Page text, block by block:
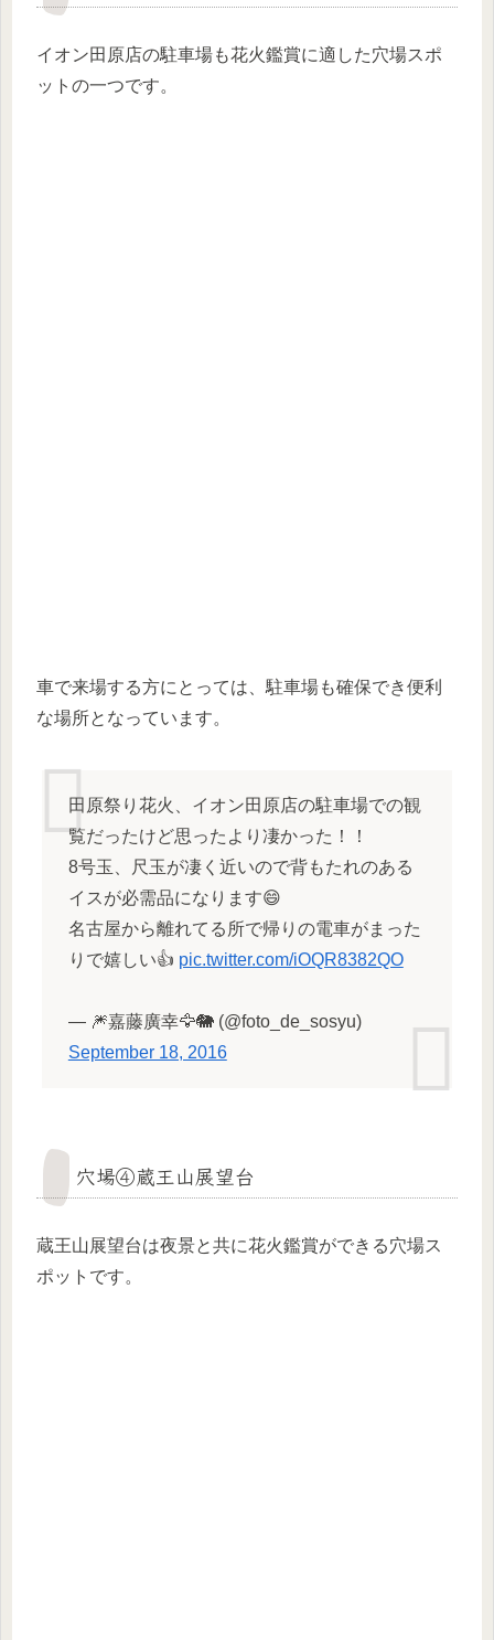
イオン田原店の駐車場も花火鑑賞に適した穴場スポ
ットの一つです。
車で来場する方にとっては、駐車場も確保でき便利
な場所となっています。
田原祭り花火、イオン田原店の駐車場での観
覧だったけど思ったより凄かった！！
8号玉、尺玉が凄く近いので背もたれのある
イスが必需品になります😄
名古屋から離れてる所で帰りの電車がまった
りで嬉しい👍 pic.twitter.com/iOQR8382QO
— 🎆嘉藤廣幸🦅🐘 (@foto_de_sosyu)
September 18, 2016
穴場④蔵王山展望台
蔵王山展望台は夜景と共に花火鑑賞ができる穴場ス
ポットです。